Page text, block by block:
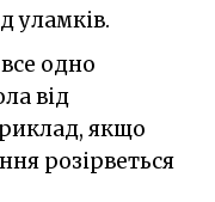
уламків.
одно
від
якщо
розірветься